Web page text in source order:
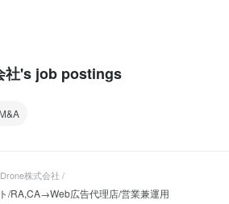
社's job postings
M&A
株式会社 /
/RA,CA→Web広告代理店/営業兼運用